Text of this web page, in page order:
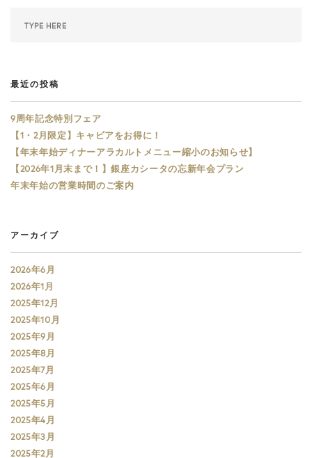
最近の投稿
9周年記念特別フェア
【1・2月限定】キャビアをお得に！
【年末年始ディナーアラカルトメニュー縮小のお知らせ】
【2026年1月末まで！】銀座カシータの忘新年会プラン
年末年始の営業時間のご案内
アーカイブ
2026年6月
2026年1月
2025年12月
2025年10月
2025年9月
2025年8月
2025年7月
2025年6月
2025年5月
2025年4月
2025年3月
2025年2月